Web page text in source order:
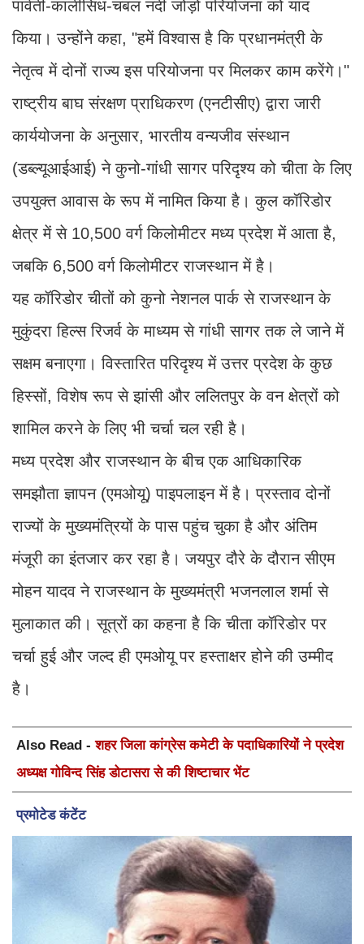
पार्वती-कालीसिंध-चंबल नदी जोड़ो परियोजना को याद
किया। उन्होंने कहा, "हमें विश्वास है कि प्रधानमंत्री के
नेतृत्व में दोनों राज्य इस परियोजना पर मिलकर काम करेंगे।"
राष्ट्रीय बाघ संरक्षण प्राधिकरण (एनटीसीए) द्वारा जारी
कार्ययोजना के अनुसार, भारतीय वन्यजीव संस्थान
(डब्ल्यूआईआई) ने कुनो-गांधी सागर परिदृश्य को चीता के लिए
उपयुक्त आवास के रूप में नामित किया है। कुल कॉरिडोर
क्षेत्र में से 10,500 वर्ग किलोमीटर मध्य प्रदेश में आता है,
जबकि 6,500 वर्ग किलोमीटर राजस्थान में है।
यह कॉरिडोर चीतों को कुनो नेशनल पार्क से राजस्थान के
मुकुंदरा हिल्स रिजर्व के माध्यम से गांधी सागर तक ले जाने में
सक्षम बनाएगा। विस्तारित परिदृश्य में उत्तर प्रदेश के कुछ
हिस्सों, विशेष रूप से झांसी और ललितपुर के वन क्षेत्रों को
शामिल करने के लिए भी चर्चा चल रही है।
मध्य प्रदेश और राजस्थान के बीच एक आधिकारिक
समझौता ज्ञापन (एमओयू) पाइपलाइन में है। प्रस्ताव दोनों
राज्यों के मुख्यमंत्रियों के पास पहुंच चुका है और अंतिम
मंजूरी का इंतजार कर रहा है। जयपुर दौरे के दौरान सीएम
मोहन यादव ने राजस्थान के मुख्यमंत्री भजनलाल शर्मा से
मुलाकात की। सूत्रों का कहना है कि चीता कॉरिडोर पर
चर्चा हुई और जल्द ही एमओयू पर हस्ताक्षर होने की उम्मीद
है।
Also Read -शहर जिला कांग्रेस कमेटी के पदाधिकारियों ने प्रदेश
अध्यक्ष गोविन्द सिंह डोटासरा से की शिष्टाचार भेंट